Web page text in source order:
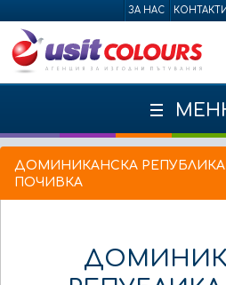
ЗА НАС КОНТАКТИ
ДОМИНИКАНСКА
ПОЧИВКА